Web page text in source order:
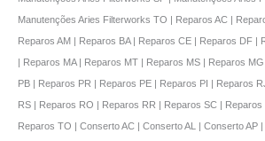
Manutenções Aries Filterworks TO | Reparos AC |
Reparos AM | Reparos BA | Reparos CE | Reparos DF |
| Reparos MA | Reparos MT | Reparos MS | Reparos
PB | Reparos PR | Reparos PE | Reparos PI | Reparos
RS | Reparos RO | Reparos RR | Reparos SC | Reparos
Reparos TO | Conserto AC | Conserto AL | Conserto AP